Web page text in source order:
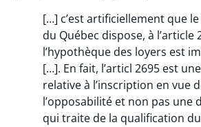
[…] c’est artificiellement que le
du Québec dispose, à l’article
l’hypothèque des loyers est
[…]. En fait, l’articl 2695 est
relative à l’inscription en vue
l’opposabilité et non pas une
qui traite de la qualification